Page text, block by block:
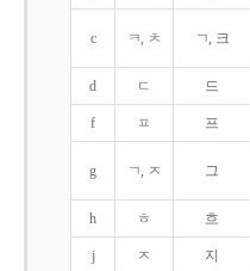
c ㅋ, ㅊ ㄱ, 크
d ㄷ 드
f ㅍ 프
g ㄱ, ㅈ 그
h ㅎ 흐
j ㅈ 지